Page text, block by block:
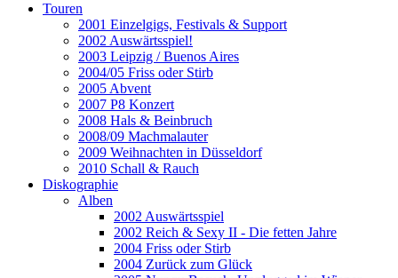
Touren
2001 Einzelgigs, Festivals & Support
2002 Auswärtsspiel!
2003 Leipzig / Buenos Aires
2004/05 Friss oder Stirb
2005 Abvent
2007 P8 Konzert
2008 Hals & Beinbruch
2008/09 Machmalauter
2009 Weihnachten in Düsseldorf
2010 Schall & Rauch
Diskographie
Alben
2002 Auswärtsspiel
2002 Reich & Sexy II - Die fetten Jahre
2004 Friss oder Stirb
2004 Zurück zum Glück